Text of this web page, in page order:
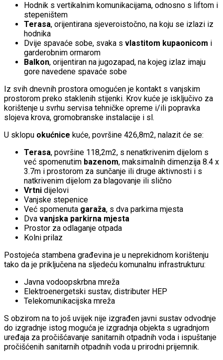
Hodnik s vertikalnim komunikacijama, odnosno s liftom i
stepeništem
Terasa, orijentirana sjeveroistočno, na koju se izlazi iz
hodnika
Dvije spavaće sobe, svaka s vlastitom kupaonicom i
garderobnim ormarom
Balkon, orijentiran na jugozapad, na kojeg izlaz imaju
gore navedene spavaće sobe
Iz svih dnevnih prostora omogućen je kontakt s vanjskim
prostorom preko staklenih stijenki. Krov kuće je isključivo za
korištenje u svrhu servisa tehničke opreme i/ili popravka
slojeva krova, gromobranske instalacije i sl.
U sklopu okućnice kuće, površine 426,8m2, nalazit će se:
Terasa, površine 118,2m2, s nenatkrivenim dijelom s
već spomenutim bazenom, maksimalnih dimenzija 8.4 x
3.7m i prostorom za sunčanje ili druge aktivnosti i s
natkrivenim dijelom za blagovanje ili slično
Vrtni dijelovi
Vanjske stepenice
Već spomenuta garaža, s dva parkirna mjesta
Dva vanjska parkirna mjesta
Prostor za odlaganje otpada
Kolni prilaz
Postojeća stambena građevina je u neprekidnom korištenju
tako da je priključena na sljedeću komunalnu infrastrukturu:
Javna vodoopskrbna mreža
Elektroenergetski sustav, distributer HEP
Telekomunikacijska mreža
S obzirom na to još uvijek nije izgrađen javni sustav odvodnje
do izgradnje istog moguća je izgradnja objekta s ugradnjom
uređaja za pročišćavanje sanitarnih otpadnih voda i ispuštanje
pročišćenih sanitarnih otpadnih voda u prirodni prijemnik.